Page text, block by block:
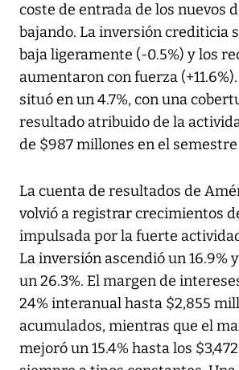
coste de entrada de los nuevos
bajando. La inversión crediticia
baja ligeramente (-0.5%) y los
aumentaron con fuerza
situó en un 4.7%, con una
resultado atribuido de la
de $987 millones en el semestre
La cuenta de resultados de
volvió a registrar crecimientos
impulsada por la fuerte
La inversión ascendió un 16.9%
un 26.3%. El margen de
24% interanual hasta $2,855
acumulados, mientras que el
mejoró un 15.4% hasta los